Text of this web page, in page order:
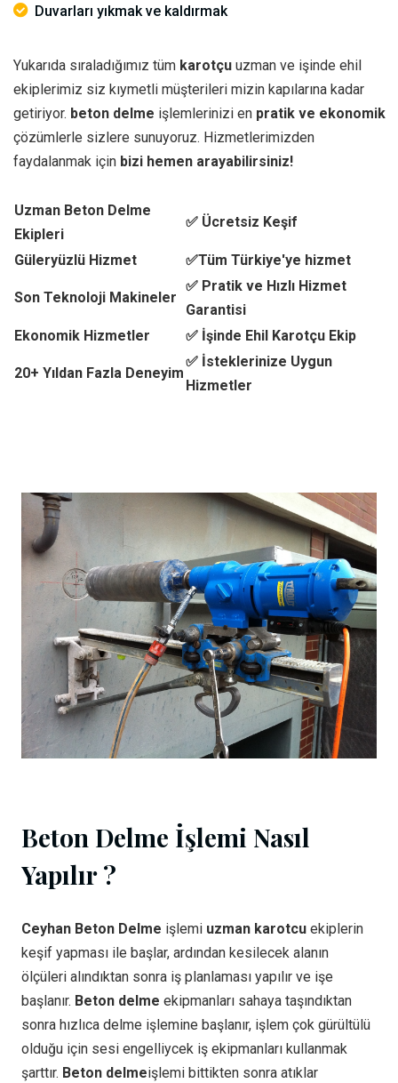
Duvarları yıkmak ve kaldırmak
Yukarıda sıraladığımız tüm karotçu uzman ve işinde ehil
ekiplerimiz siz kıymetli müşterileri mizin kapılarına kadar
getiriyor. beton delme işlemlerinizi en pratik ve ekonomik
çözümlerle sizlere sunuyoruz. Hizmetlerimizden
faydalanmak için bizi hemen arayabilirsiniz!
Uzman Beton Delme
Ekipleri
✅ Ücretsiz Keşif
Güleryüzlü Hizmet ✅Tüm Türkiye'ye hizmet
Son Teknoloji Makineler
✅ Pratik ve Hızlı Hizmet
Garantisi
Ekonomik Hizmetler
✅ İşinde Ehil Karotçu Ekip
20+ Yıldan Fazla Deneyim
✅ İsteklerinize Uygun
Hizmetler
Beton Delme İşlemi Nasıl
Yapılır ?
Ceyhan Beton Delme işlemi uzman karotcu ekiplerin
keşif yapması ile başlar, ardından kesilecek alanın
ölçüleri alındıktan sonra iş planlaması yapılır ve işe
başlanır. Beton delme ekipmanları sahaya taşındıktan
sonra hızlıca delme işlemine başlanır, işlem çok gürültülü
olduğu için sesi engelliycek iş ekipmanları kullanmak
şarttır. Beton delmeişlemi bittikten sonra atıklar